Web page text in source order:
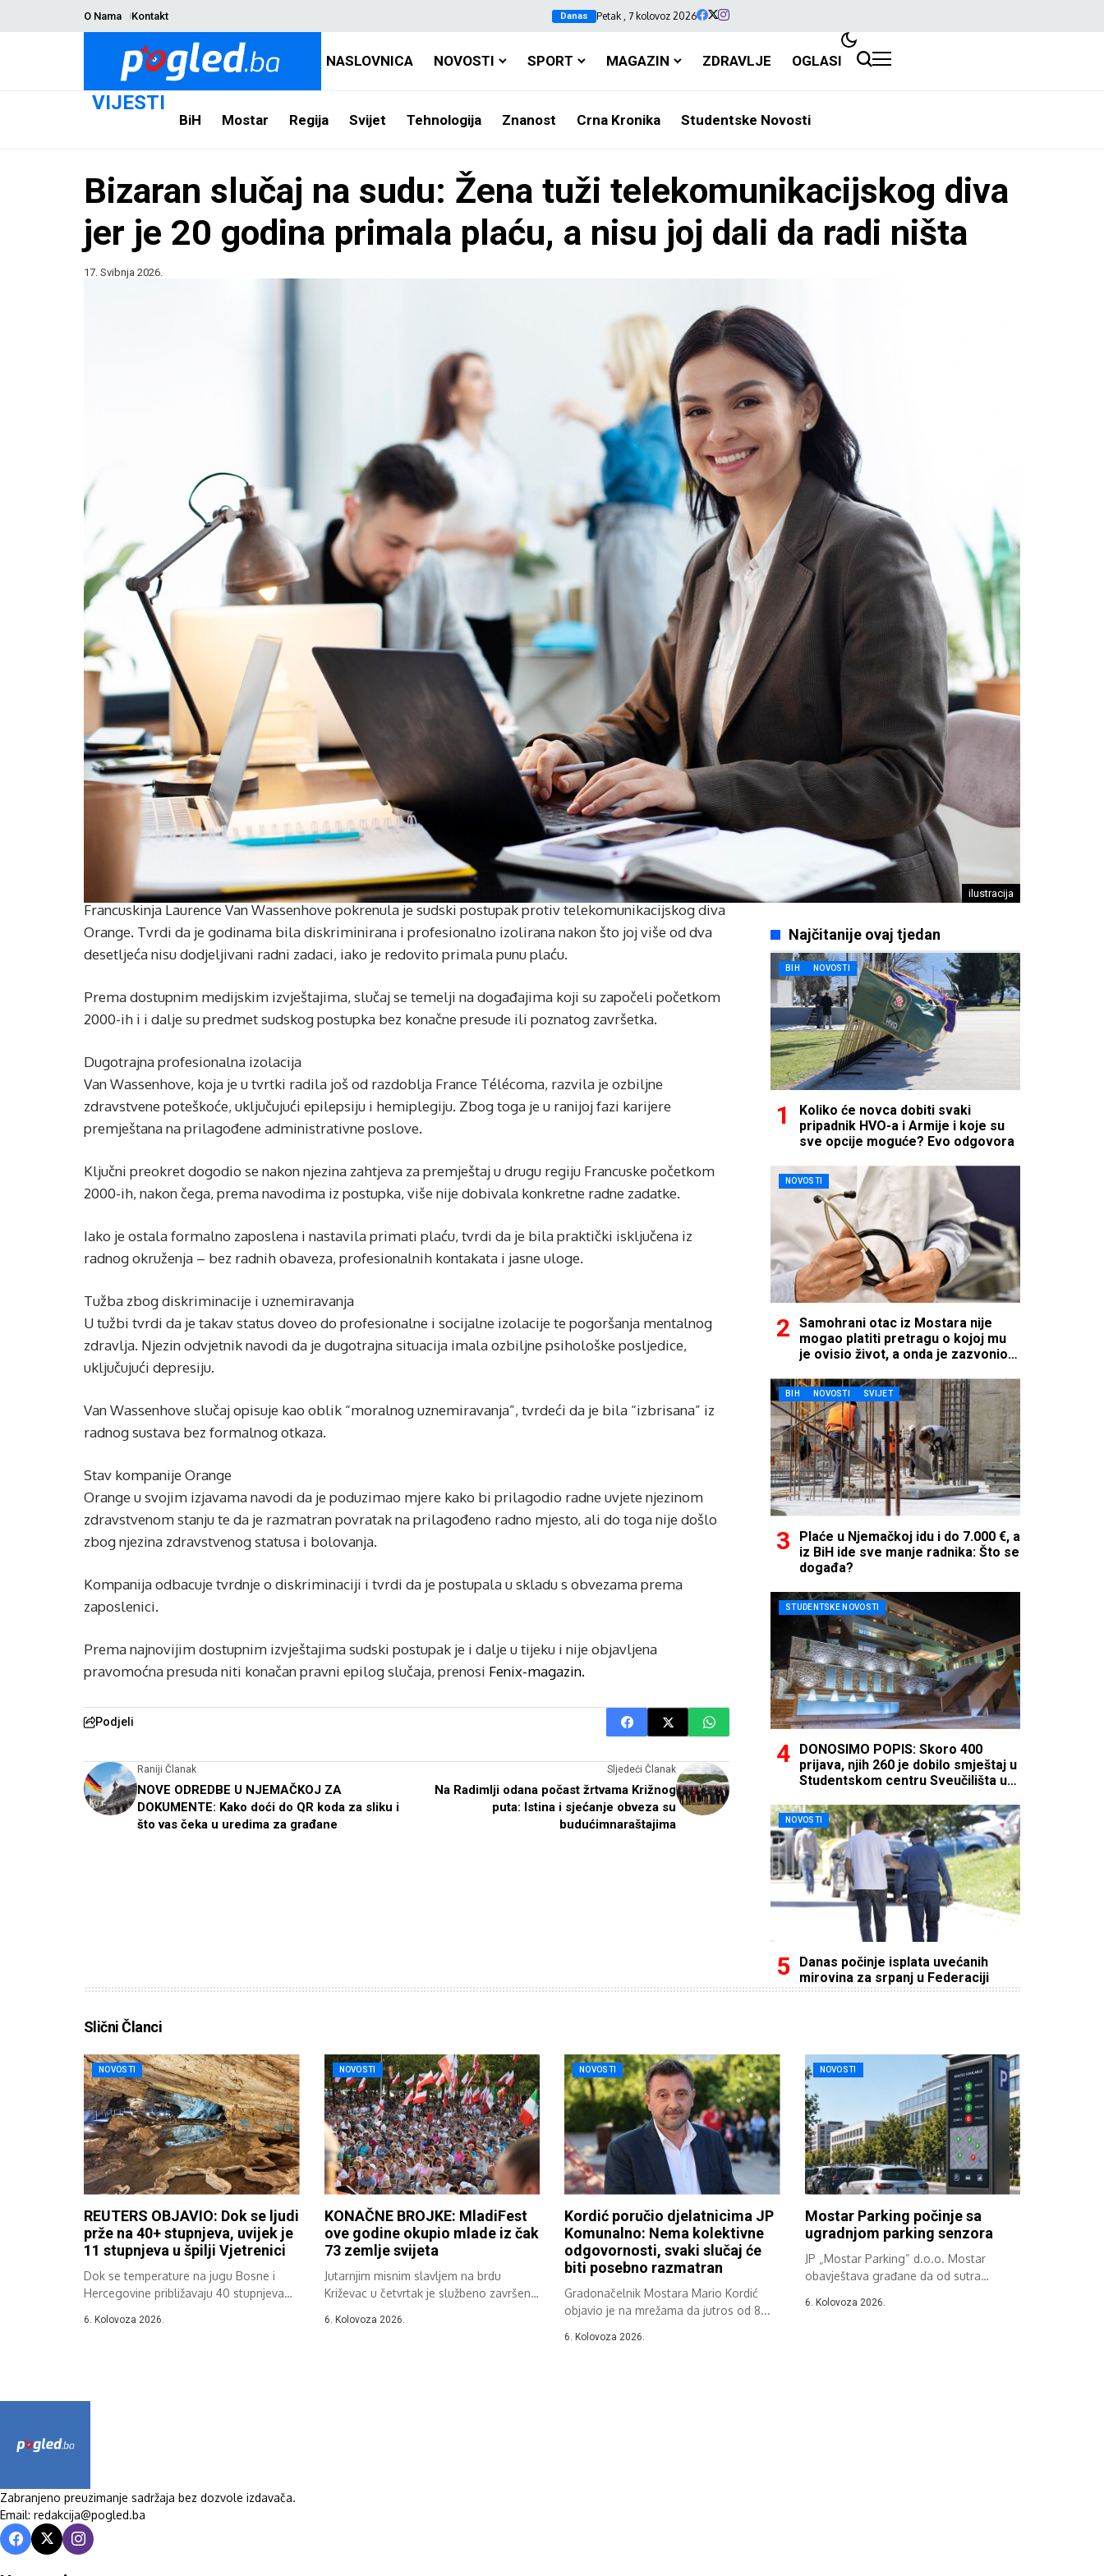
O Nama Kontakt Danas Petak , 7 kolovoz 2026
NASLOVNICA NOVOSTI SPORT MAGAZIN ZDRAVLJE OGLASI
VIJESTI
BiH Mostar Regija Svijet Tehnologija Znanost Crna Kronika Studentske Novosti
Bizaran slučaj na sudu: Žena tuži telekomunikacijskog diva
jer je 20 godina primala plaću, a nisu joj dali da radi ništa
17. Svibnja 2026.
ilustracija
Francuskinja Laurence Van Wassenhove pokrenula je sudski postupak protiv telekomunikacijskog diva
Orange. Tvrdi da je godinama bila diskriminirana i profesionalno izolirana nakon što joj više od dva
desetljeća nisu dodjeljivani radni zadaci, iako je redovito primala punu plaću.
Prema dostupnim medijskim izvještajima, slučaj se temelji na događajima koji su započeli početkom
2000-ih i i dalje su predmet sudskog postupka bez konačne presude ili poznatog završetka.
Dugotrajna profesionalna izolacija
Van Wassenhove, koja je u tvrtki radila još od razdoblja France Télécoma, razvila je ozbiljne
zdravstvene poteškoće, uključujući epilepsiju i hemiplegiju. Zbog toga je u ranijoj fazi karijere
premještana na prilagođene administrativne poslove.
Ključni preokret dogodio se nakon njezina zahtjeva za premještaj u drugu regiju Francuske početkom
2000-ih, nakon čega, prema navodima iz postupka, više nije dobivala konkretne radne zadatke.
Iako je ostala formalno zaposlena i nastavila primati plaću, tvrdi da je bila praktički isključena iz
radnog okruženja – bez radnih obaveza, profesionalnih kontakata i jasne uloge.
Tužba zbog diskriminacije i uznemiravanja
U tužbi tvrdi da je takav status doveo do profesionalne i socijalne izolacije te pogoršanja mentalnog
zdravlja. Njezin odvjetnik navodi da je dugotrajna situacija imala ozbiljne psihološke posljedice,
uključujući depresiju.
Van Wassenhove slučaj opisuje kao oblik “moralnog uznemiravanja”, tvrdeći da je bila “izbrisana” iz
radnog sustava bez formalnog otkaza.
Stav kompanije Orange
Orange u svojim izjavama navodi da je poduzimao mjere kako bi prilagodio radne uvjete njezinom
zdravstvenom stanju te da je razmatran povratak na prilagođeno radno mjesto, ali do toga nije došlo
zbog njezina zdravstvenog statusa i bolovanja.
Kompanija odbacuje tvrdnje o diskriminaciji i tvrdi da je postupala u skladu s obvezama prema
zaposlenici.
Prema najnovijim dostupnim izvještajima sudski postupak je i dalje u tijeku i nije objavljena
pravomoćna presuda niti konačan pravni epilog slučaja, prenosi Fenix-magazin.
Podjeli
Raniji Članak
NOVE ODREDBE U NJEMAČKOJ ZA
DOKUMENTE: Kako doći do QR koda za sliku i
što vas čeka u uredima za građane
Sljedeći Članak
Na Radimlji odana počast žrtvama Križnog
puta: Istina i sjećanje obveza su
budućimnaraštajima
Najčitanije ovaj tjedan
BIH NOVOSTI
Koliko će novca dobiti svaki
pripadnik HVO-a i Armije i koje su
sve opcije moguće? Evo odgovora
NOVOSTI
Samohrani otac iz Mostara nije
mogao platiti pretragu o kojoj mu
je ovisio život, a onda je zazvonio
BIH NOVOSTI SVIJET
Plaće u Njemačkoj idu i do 7.000 €, a
iz BiH ide sve manje radnika: Što se
događa?
STUDENTSKE NOVOSTI
DONOSIMO POPIS: Skoro 400
prijava, njih 260 je dobilo smještaj u
Studentskom centru Sveučilišta u
NOVOSTI
Danas počinje isplata uvećanih
mirovina za srpanj u Federaciji
Slični Članci
NOVOSTI
REUTERS OBJAVIO: Dok se ljudi
prže na 40+ stupnjeva, uvijek je
11 stupnjeva u špilji Vjetrenici
Dok se temperature na jugu Bosne i
Hercegovine približavaju 40 stupnjeva
6. Kolovoza 2026.
NOVOSTI
KONAČNE BROJKE: MladiFest
ove godine okupio mlade iz čak
73 zemlje svijeta
Jutarnjim misnim slavljem na brdu
Križevac u četvrtak je službeno završen
6. Kolovoza 2026.
NOVOSTI
Kordić poručio djelatnicima JP
Komunalno: Nema kolektivne
odgovornosti, svaki slučaj će
biti posebno razmatran
Gradonačelnik Mostara Mario Kordić
objavio je na mrežama da jutros od 8...
6. Kolovoza 2026.
NOVOSTI
Mostar Parking počinje sa
ugradnjom parking senzora
JP „Mostar Parking“ d.o.o. Mostar
obavještava građane da od sutra
6. Kolovoza 2026.
Zabranjeno preuzimanje sadržaja bez dozvole izdavača.
Email: redakcija@pogled.ba